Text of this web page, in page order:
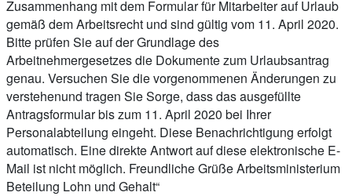
Zusammenhang mit dem Formular für Mitarbeiter auf Urlaub
gemäß dem Arbeitsrecht und sind gültig vom 11. April 2020.
Bitte prüfen Sie auf der Grundlage des
Arbeitnehmergesetzes die Dokumente zum Urlaubsantrag
genau. Versuchen Sie die vorgenommenen Änderungen zu
verstehenund tragen Sie Sorge, dass das ausgefüllte
Antragsformular bis zum 11. April 2020 bei Ihrer
Personalabteilung eingeht. Diese Benachrichtigung erfolgt
automatisch. Eine direkte Antwort auf diese elektronische E-
Mail ist nicht möglich. Freundliche Grüße Arbeitsministerium
Beteilung Lohn und Gehalt“